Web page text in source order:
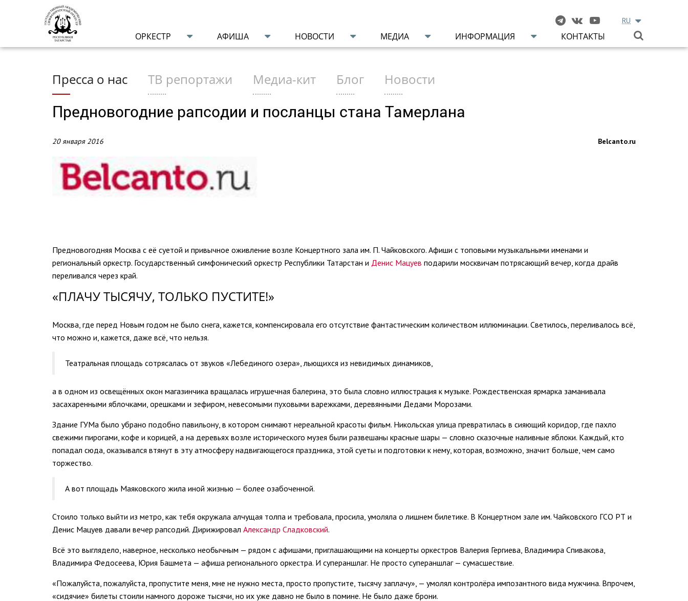
RU
ОРКЕСТР АФИША НОВОСТИ МЕДИА ИНФОРМАЦИЯ КОНТАКТЫ
Пресса о нас ТВ репортажи Медиа-кит Блог Новости
Предновогодние рапсодии и посланцы стана Тамерлана
20 января 2016 Belcanto.ru
Предновогодняя Москва с её суетой и привычное оживление возле Концертного зала им. П. Чайковского. Афиши с топовыми музыкальными именами и
региональный оркестр. Государственный симфонический оркестр Республики Татарстан и Денис Мацуев подарили москвичам потрясающий вечер, когда драйв
переливался через край.
«ПЛАЧУ ТЫСЯЧУ, ТОЛЬКО ПУСТИТЕ!»
Москва, где перед Новым годом не было снега, кажется, компенсировала его отсутствие фантастическим количеством иллюминации. Светилось, переливалось всё,
что можно и, кажется, даже всё, что нельзя.
Театральная площадь сотрясалась от звуков «Лебединого озера», льющихся из невидимых динамиков,
а в одном из освещённых окон магазинчика вращалась игрушечная балерина, это была словно иллюстрация к музыке. Рождественская ярмарка заманивала
засахаренными яблочками, орешками и зефиром, невесомыми пуховыми варежками, деревянными Дедами Морозами.
Здание ГУМа было убрано подобно павильону, в котором снимают нереальной красоты фильм. Никольская улица превратилась в сияющий коридор, где пахло
свежими пирогами, кофе и корицей, а на деревьях возле исторического музея были развешаны красные шары — словно сказочные наливные яблоки. Каждый, кто
попадал сюда, оказывался втянут в эту атмосферу надвигающегося праздника, этой суеты и подготовки к нему, которая, возможно, значит больше, чем само
торжество.
А вот площадь Маяковского жила иной жизнью — более озабоченной.
Стоило только выйти из метро, как тебя окружала алчущая толпа и требовала, просила, умоляла о лишнем билетике. В Концертном зале им. Чайковского ГСО РТ и
Денис Мацуев давали вечер рапсодий. Дирижировал Александр Сладковский.
Всё это выглядело, наверное, несколько необычным — рядом с афишами, приглашающими на концерты оркестров Валерия Гергиева, Владимира Спивакова,
Владимира Федосеева, Юрия Башмета — афиша регионального оркестра. И супераншлаг. Не просто супераншлаг — сумасшествие.
«Пожалуйста, пожалуйста, пропустите меня, мне не нужно места, просто пропустите, тысячу заплачу», — умолял контролёра импозантного вида мужчина. Впрочем,
«сидячие» билеты стоили намного дороже тысячи, но их уже давно не было в помине. Не было даже брони.